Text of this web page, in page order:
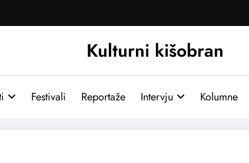
Kulturni kišobran
Festivali Reportaže Intervju Kolumne